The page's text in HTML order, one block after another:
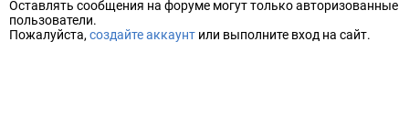
Оставлять сообщения на форуме могут только авторизованные
пользователи.
Пожалуйста, создайте аккаунт или выполните вход на сайт.